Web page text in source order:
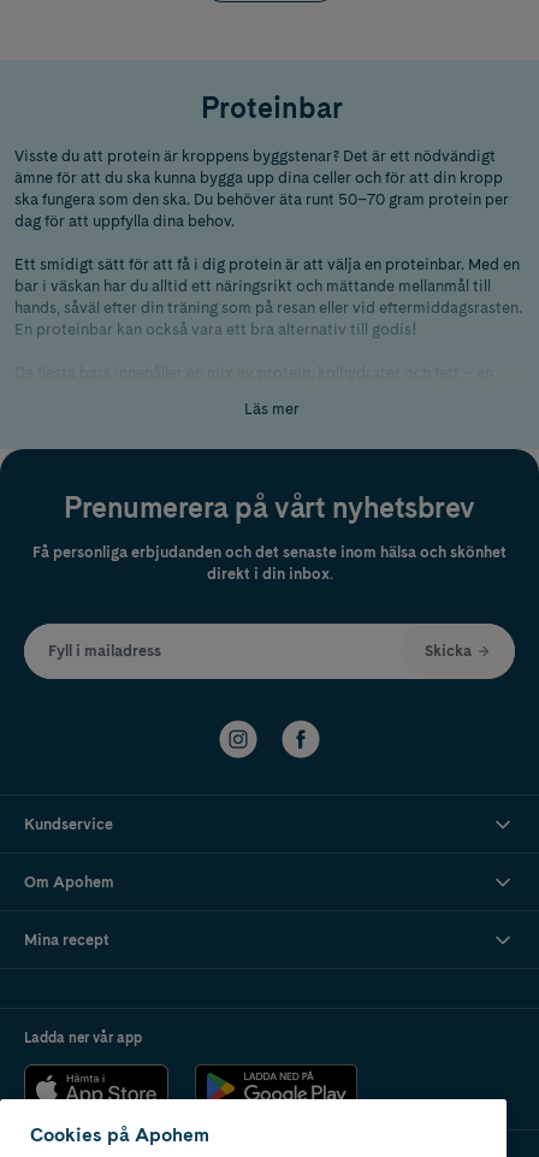
Proteinbar
Visste du att protein är kroppens byggstenar? Det är ett nödvändigt
ämne för att du ska kunna bygga upp dina celler och för att din kropp
ska fungera som den ska. Du behöver äta runt 50–70 gram protein per
dag för att uppfylla dina behov.
Ett smidigt sätt för att få i dig protein är att välja en proteinbar. Med en
bar i väskan har du alltid ett näringsrikt och mättande mellanmål till
hands, såväl efter din träning som på resan eller vid eftermiddagsrasten.
En proteinbar kan också vara ett bra alternativ till godis!
av när energin behöver en liten knuff.
ProPud. Testa dig fram och hitta din nya favoritbar – eller fylla på
Läs mer
Prenumerera på vårt nyhetsbrev
Få personliga erbjudanden och det senaste inom hälsa och skönhet
direkt i din inbox.
Fyll i mailadress Skicka
Kundservice
Om Apohem
Mina recept
Ladda ner vår app
Cookies på Apohem